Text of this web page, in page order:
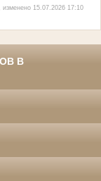
изменено 15.07.2026 17:10
В